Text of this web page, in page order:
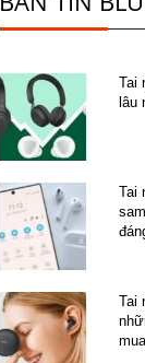
Tai
lâu
Tai
Tai
mua